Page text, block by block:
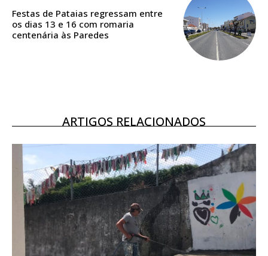
ASSINATURA
DIGITAL ANUAL
Acesso ao conteúdo online
Acesso aos conteúdos Exclusivos para
assinantes
Ofertas para assinatura anual
Escolha o plano
Festas de Pataias regressam entre
os dias 13 e 16 com romaria
centenária às Paredes
ARTIGOS RELACIONADOS